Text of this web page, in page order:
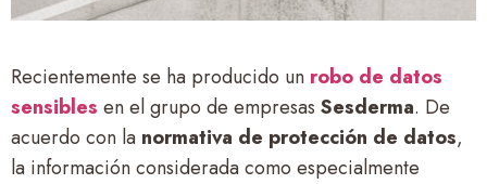
Recientemente se ha producido un robo de datos
sensibles en el grupo de empresas Sesderma. De
acuerdo con la normativa de protección de datos,
la información considerada como especialmente